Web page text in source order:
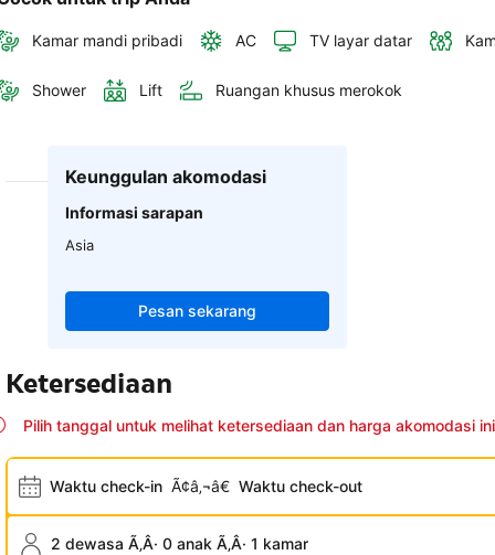
Kamar mandi pribadi AC TV layar datar
Shower Lift Ruangan khusus merokok
Keunggulan akomodasi
Informasi sarapan
Asia
Pesan sekarang
Ketersediaan
Pilih tanggal untuk melihat ketersediaan dan harga akomodasi ini
Waktu check-in Ã¢â‚¬â€ Waktu check-out
2 dewasa Ã‚Â· 0 anak Ã‚Â· 1 kamar